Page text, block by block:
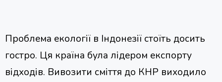
Проблема екології в Індонезії стоїть досить
гостро. Ця країна була лідером експорту
відходів. Вивозити сміття до КНР виходило